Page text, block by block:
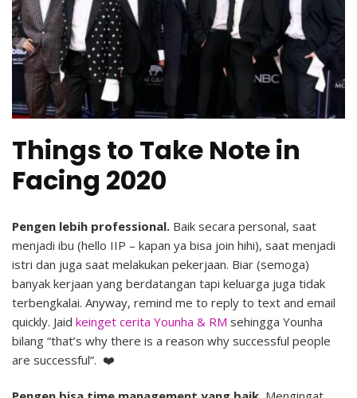
Things to Take Note in
Facing 2020
Pengen lebih professional. Baik secara personal, saat
menjadi ibu (hello IIP – kapan ya bisa join hihi), saat menjadi
istri dan juga saat melakukan pekerjaan. Biar (semoga)
banyak kerjaan yang berdatangan tapi keluarga juga tidak
terbengkalai. Anyway, remind me to reply to text and email
quickly. Jaid keinget cerita Younha & RM sehingga Younha
bilang “that’s why there is a reason why successful people
are successful”. ❤️